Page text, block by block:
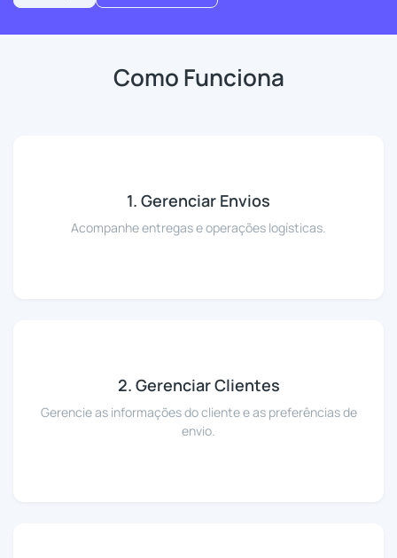
Como Funciona
1. Gerenciar Envios
Acompanhe entregas e operações logísticas.
2. Gerenciar Clientes
Gerencie as informações do cliente e as preferências de
envio.